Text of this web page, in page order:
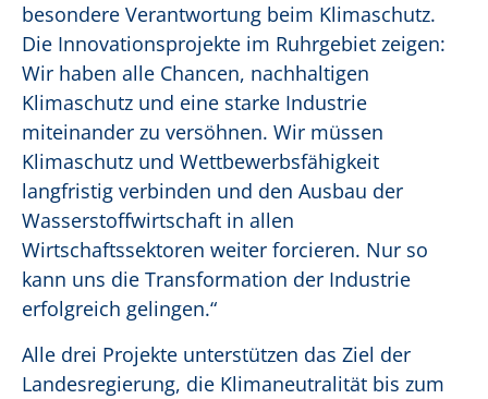
besondere Verantwortung beim Klimaschutz.
Die Innovationsprojekte im Ruhrgebiet zeigen:
Wir haben alle Chancen, nachhaltigen
Klimaschutz und eine starke Industrie
miteinander zu versöhnen. Wir müssen
Klimaschutz und Wettbewerbsfähigkeit
langfristig verbinden und den Ausbau der
Wasserstoffwirtschaft in allen
Wirtschaftssektoren weiter forcieren. Nur so
kann uns die Transformation der Industrie
erfolgreich gelingen.“
Alle drei Projekte unterstützen das Ziel der
Landesregierung, die Klimaneutralität bis zum